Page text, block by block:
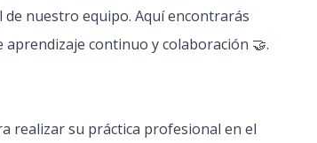
nuestro equipo. Aquí encontrarás
continuo y colaboración 🤝.
realizar su práctica profesional en el